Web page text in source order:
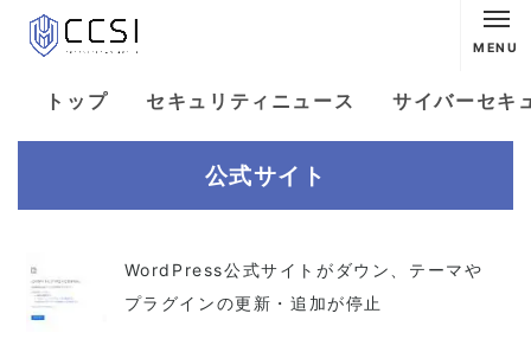
MENU
トップ セキュリティニュース サイバーセキ
公式サイト
WordPress公式サイトがダウン、テーマや
プラグインの更新・追加が停止